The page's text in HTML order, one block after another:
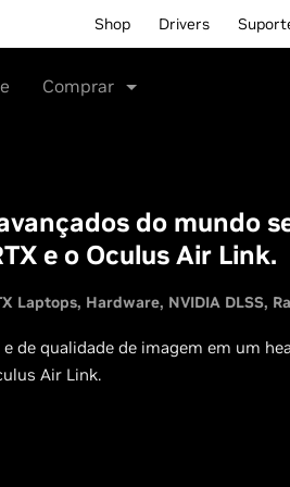
Shop Drivers
Comprar
do mundo
e o Oculus Air Link.
Laptops Hardware NVIDIA DLSS
de qualidade de imagem em um
Air Link.